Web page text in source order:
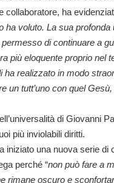
collaboratore, ha
ha voluto. La sua
di continuare a
più eloquente proprio nel
realizzato in modo
un tutt’uno con quel
di Giovanni
più inviolabili diritti.
iniziato una nuova serie di
perché “non può fare a
rimane oscuro e